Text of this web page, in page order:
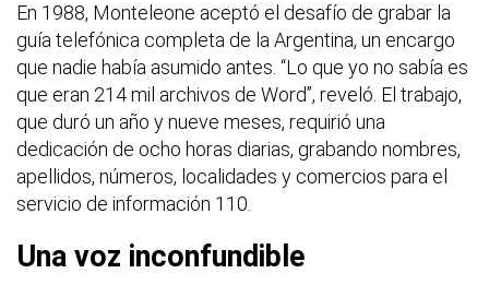
En 1988, Monteleone aceptó el desafío de grabar la
guía telefónica completa de la Argentina, un encargo
que nadie había asumido antes. “Lo que yo no sabía es
que eran 214 mil archivos de Word”, reveló. El trabajo,
que duró un año y nueve meses, requirió una
dedicación de ocho horas diarias, grabando nombres,
apellidos, números, localidades y comercios para el
servicio de información 110.
Una voz inconfundible